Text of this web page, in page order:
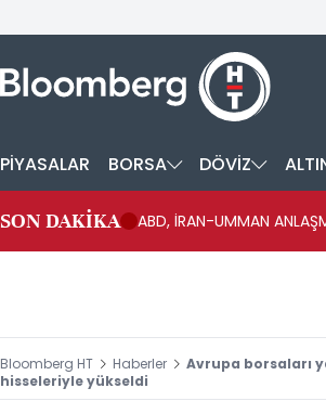
PİYASALAR BORSA DÖVİZ
SON DAKİKA ABD, İRAN-UMMAN
Bloomberg HT Haberler
Avrupa borsaları
hisseleriyle yükseldi